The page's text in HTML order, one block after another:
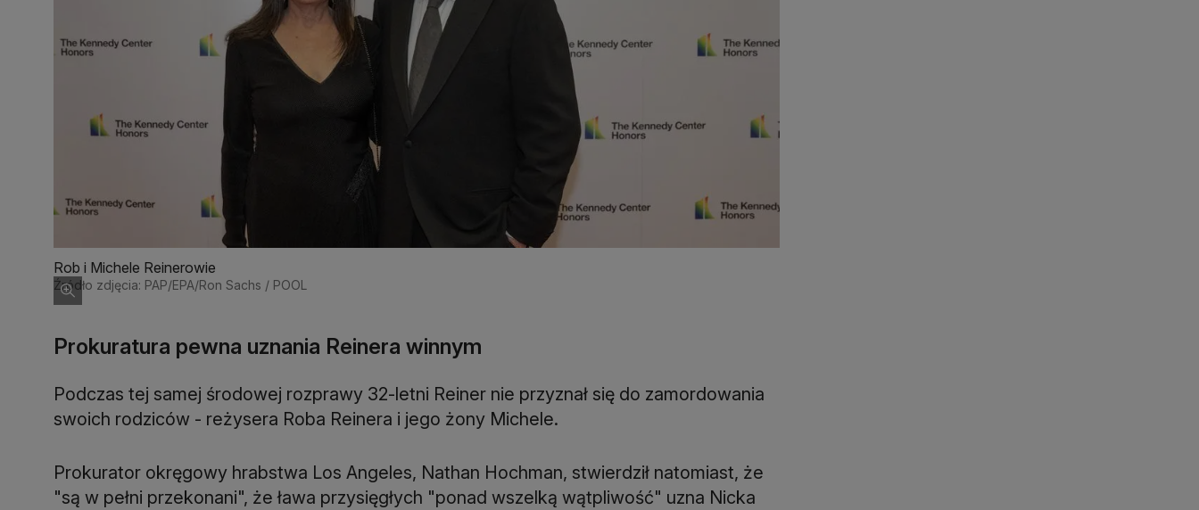
Rob i Michele Reinerowie
Źródło zdjęcia: PAP/EPA/Ron Sachs / POOL
Prokuratura pewna uznania Reinera winnym
Podczas tej samej środowej rozprawy 32-letni Reiner nie przyznał się do zamordowania
swoich rodziców - reżysera Roba Reinera i jego żony Michele.
Prokurator okręgowy hrabstwa Los Angeles, Nathan Hochman, stwierdził natomiast, że
"są w pełni przekonani", że ława przysięgłych "ponad wszelką wątpliwość" uzna Nicka